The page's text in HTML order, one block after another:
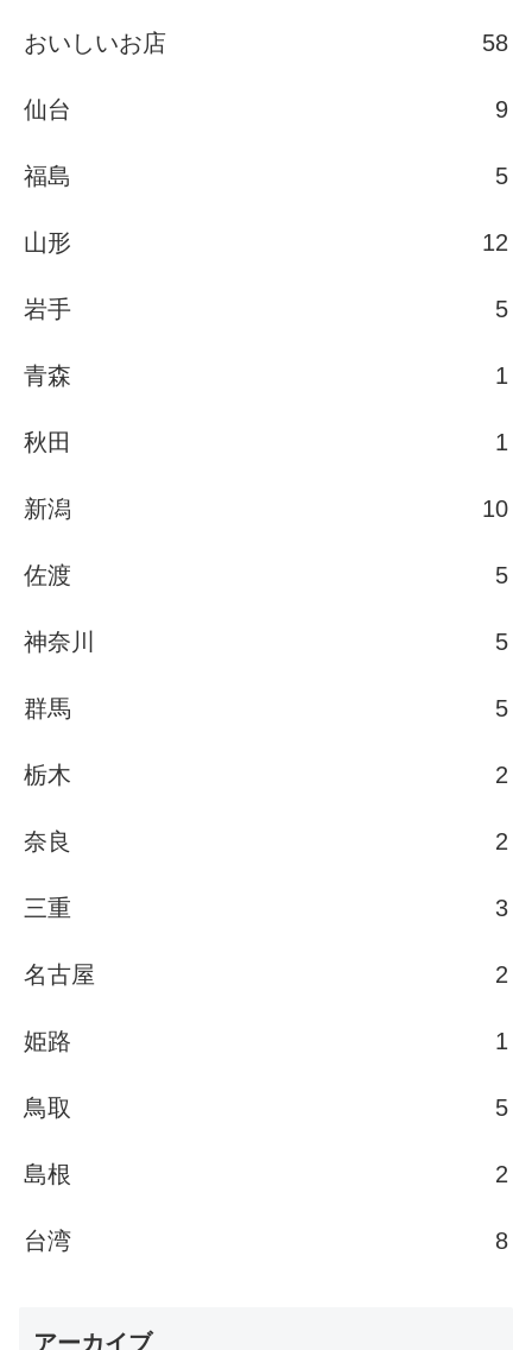
おいしいお店 58
仙台 9
福島 5
山形 12
岩手 5
青森 1
秋田 1
新潟 10
佐渡 5
神奈川 5
群馬 5
栃木 2
奈良 2
三重 3
名古屋 2
姫路 1
鳥取 5
島根 2
台湾 8
アーカイブ